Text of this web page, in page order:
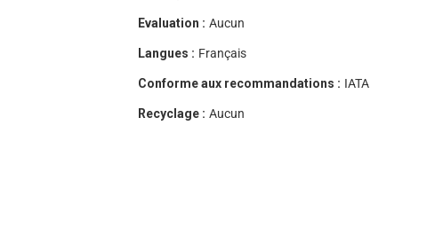
Evaluation : Aucun
Langues : Français
Conforme aux recommandations : IATA
Recyclage : Aucun